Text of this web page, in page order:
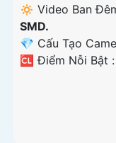
🔅 Video Ban
SMD.
💎 Cấu Tạo
️🆑 Điểm Nỗi Bật :